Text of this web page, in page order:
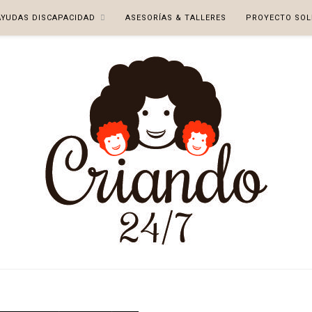
DISCAPACIDAD ASESORÍAS & TALLERES PROYECTO